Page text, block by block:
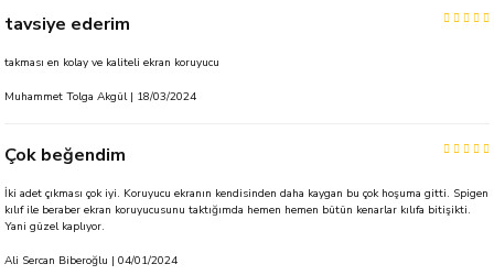
tavsiye ederim
takması en kolay ve kaliteli ekran koruyucu
Muhammet Tolga Akgül | 18/03/2024
Çok beğendim
İki adet çıkması çok iyi. Koruyucu ekranın kendisinden daha kaygan bu çok hoşuma gitti. Spigen
kılıf ile beraber ekran koruyucusunu taktığımda hemen hemen bütün kenarlar kılıfa bitişikti.
Yani güzel kaplıyor.
Ali Sercan Biberoğlu | 04/01/2024